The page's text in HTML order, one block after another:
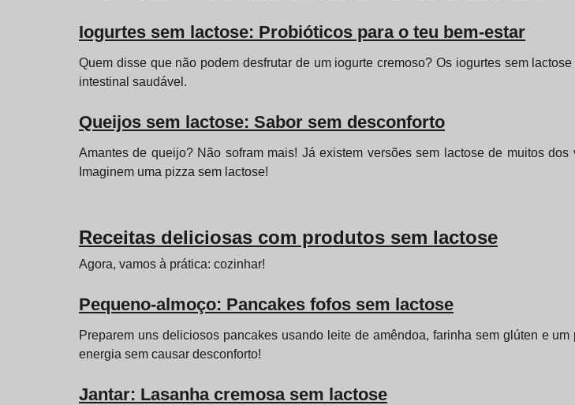
Iogurtes sem lactose: Probióticos para o teu bem-estar
Quem disse que não podem desfrutar de um iogurte cremoso? Os iogurtes sem
intestinal saudável.
Queijos sem lactose: Sabor sem desconforto
Amantes de queijo? Não sofram mais! Já existem versões sem lactose de muitos
Imaginem uma pizza sem lactose!
Receitas deliciosas com produtos sem lactose
Agora, vamos à prática: cozinhar!
Pequeno-almoço: Pancakes fofos sem lactose
Preparem uns deliciosos pancakes usando leite de amêndoa, farinha sem glúten e
energia sem causar desconforto!
Jantar: Lasanha cremosa sem lactose